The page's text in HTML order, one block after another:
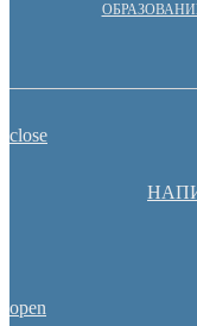
close
open